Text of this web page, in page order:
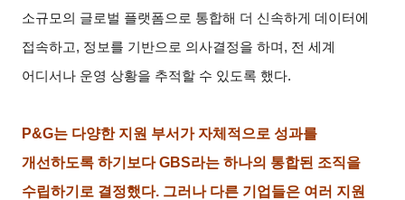
소규모의 글로벌 플랫폼으로 통합해 더 신속하게 데이터에
접속하고, 정보를 기반으로 의사결정을 하며, 전 세계
어디서나 운영 상황을 추적할 수 있도록 했다.
P&G는 다양한 지원 부서가 자체적으로 성과를
개선하도록 하기보다 GBS라는 하나의 통합된 조직을
수립하기로 결정했다. 그러나 다른 기업들은 여러 지원